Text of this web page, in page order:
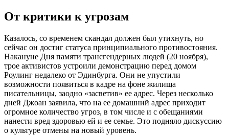
От критики к угрозам
Казалось, со временем скандал должен был утихнуть, но
сейчас он достиг статуса принципиального противостояния.
Накануне Дня памяти трансгендерных людей (20 ноября),
трое активистов устроили демонстрацию перед домом
Роулинг недалеко от Эдинбурга. Они не упустили
возможности появиться в кадре на фоне жилища
писательницы, заодно «засветив» ее адрес. Через несколько
дней Джоан заявила, что на ее домашний адрес приходит
огромное количество угроз, в том числе и с обещаниями
нанести вред здоровью ей и ее семье. Это подняло дискуссию
о культуре отмены на новый уровень.